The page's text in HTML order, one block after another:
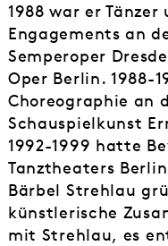
1988 war er
Engagements an
Semperoper
Oper Berlin. 1988-
Choreographie an
Schauspielkunst
1992-1999 hatte
Tanztheaters
Bärbel Strehlau
künstlerische
mit Strehlau, es